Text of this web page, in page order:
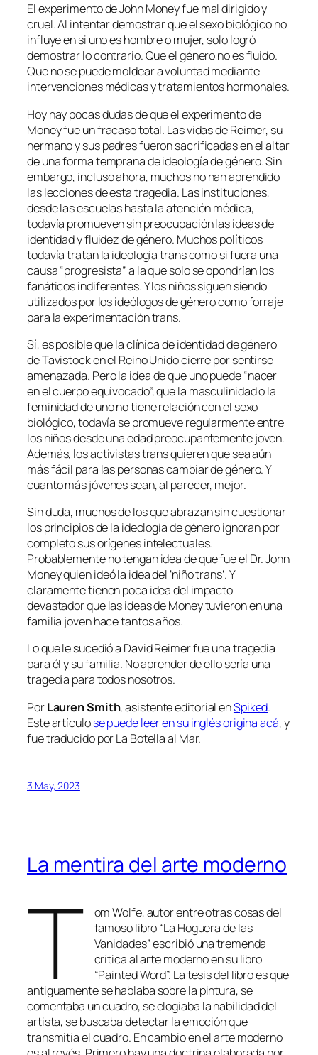
El experimento de John Money fue mal dirigido y
cruel. Al intentar demostrar que el sexo biológico no
influye en si uno es hombre o mujer, solo logró
demostrar lo contrario. Que el género no es fluido.
Que no se puede moldear a voluntad mediante
intervenciones médicas y tratamientos hormonales.
Hoy hay pocas dudas de que el experimento de
Money fue un fracaso total. Las vidas de Reimer, su
hermano y sus padres fueron sacrificadas en el altar
de una forma temprana de ideología de género. Sin
embargo, incluso ahora, muchos no han aprendido
las lecciones de esta tragedia. Las instituciones,
desde las escuelas hasta la atención médica,
todavía promueven sin preocupación las ideas de
identidad y fluidez de género. Muchos políticos
todavía tratan la ideología trans como si fuera una
causa “progresista” a la que solo se opondrían los
fanáticos indiferentes. Y los niños siguen siendo
utilizados por los ideólogos de género como forraje
para la experimentación trans.
Sí, es posible que la clínica de identidad de género
de Tavistock en el Reino Unido cierre por sentirse
amenazada. Pero la idea de que uno puede “nacer
en el cuerpo equivocado”, que la masculinidad o la
feminidad de uno no tiene relación con el sexo
biológico, todavía se promueve regularmente entre
los niños desde una edad preocupantemente joven.
Además, los activistas trans quieren que sea aún
más fácil para las personas cambiar de género. Y
cuanto más jóvenes sean, al parecer, mejor.
Sin duda, muchos de los que abrazan sin cuestionar
los principios de la ideología de género ignoran por
completo sus orígenes intelectuales.
Probablemente no tengan idea de que fue el Dr. John
Money quien ideó la idea del ‘niño trans’. Y
claramente tienen poca idea del impacto
devastador que las ideas de Money tuvieron en una
familia joven hace tantos años.
Lo que le sucedió a David Reimer fue una tragedia
para él y su familia. No aprender de ello sería una
tragedia para todos nosotros.
PorLauren Smith, asistente editorial enSpiked.
Este artículose puede leer en su inglés origina acá, y
fue traducido por La Botella al Mar.
3 May, 2023
La mentira del arte moderno
T
om Wolfe, autor entre otras cosas del
famoso libro “La Hoguera de las
Vanidades” escribió una tremenda
crítica al arte moderno en su libro
“Painted Word”. La tesis del libro es que
antiguamente se hablaba sobre la pintura, se
comentaba un cuadro, se elogiaba la habilidad del
artista, se buscaba detectar la emoción que
transmitía el cuadro. En cambio en el arte moderno